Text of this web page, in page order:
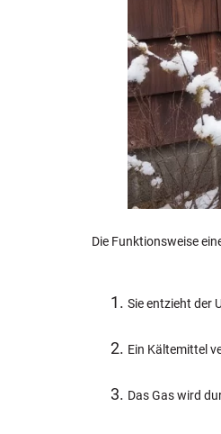
Die Funktionsweise
Sie entzieht der
Ein Kältemittel
Das Gas wird